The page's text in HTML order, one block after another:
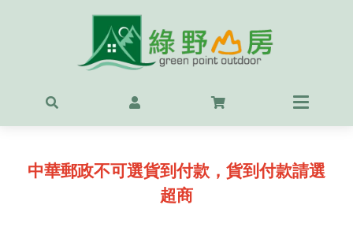
中華郵政不可選貨到付款，貨到付款請選
超商